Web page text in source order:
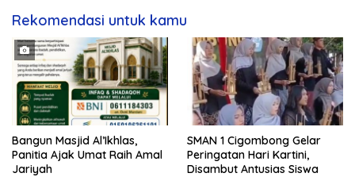
memberikan informasi yang
berkualitas serta menjadi
Rekomendasi untuk kamu
Bangun Masjid Al’Ikhlas,
Panitia Ajak Umat Raih Amal
Jariyah
SMAN 1 Cigombong Gelar
Peringatan Hari Kartini,
Disambut Antusias Siswa